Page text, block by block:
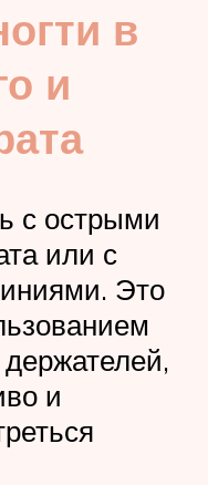
в
и
с острыми
или с
Это
и